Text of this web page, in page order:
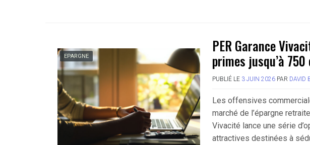
EPARGNE
PER Garance
primes jusqu’à 750
PUBLIÉ LE 3 JUIN 2026 PAR DAVID
Les offensives
marché de l’épargne
Vivacité lance une série
attractives destinées à